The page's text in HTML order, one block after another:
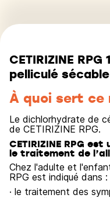
CETIRIZINE
pelliculé sécable
À quoi sert ce
Le dichlorhydrate de
de CETIRIZINE RPG.
CETIRIZINE RPG
le traitement de
Chez l'adulte et
RPG est indiqué dans :
· le traitement des